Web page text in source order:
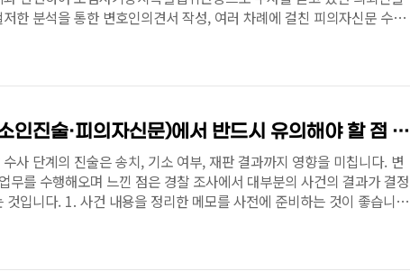
한 분석을 통한 변호인의견서 작성, 여러 차례에 걸친 피의자신문 수사
판단을 하였습니다. 보험사기방지특별법위반 사건에서는 특히 다음과
오히려 상황을 악화시킬 수 있습니다.모든 증거자료를 철저히 관리하
경찰 조사(고소인진술·피의자신문)에서 반드시 유의해야 할 점 [부산 형사전문변호사 법무법인 시우 부산 이용민 변호사]
사 단계의 진술은 송치, 기소 여부, 재판 결과까지 영향을 미칩니다. 변
무를 수행해오며 느낀 점은 경찰 조사에서 대부분의 사건의 결과가 결정
것입니다. 1. 사건 내용을 정리한 메모를 사전에 준비하는 것이 좋습니
일에는 제출합시다. 3. 진술을 함에 있어서는 언제어디서누가무엇을어